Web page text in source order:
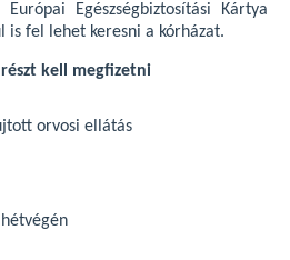
Egészségbiztosítási Kártya
is fel lehet keresni a kórházat.
kell megfizetni
orvosi ellátás